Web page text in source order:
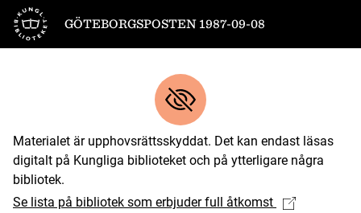
Till startsidan
GÖTEBORGSPOSTEN 1987-09-08
Materialet är upphovsrättsskyddat. Det kan endast läsas
digitalt på Kungliga biblioteket och på ytterligare några
bibliotek.
Se lista på bibliotek som erbjuder full åtkomst